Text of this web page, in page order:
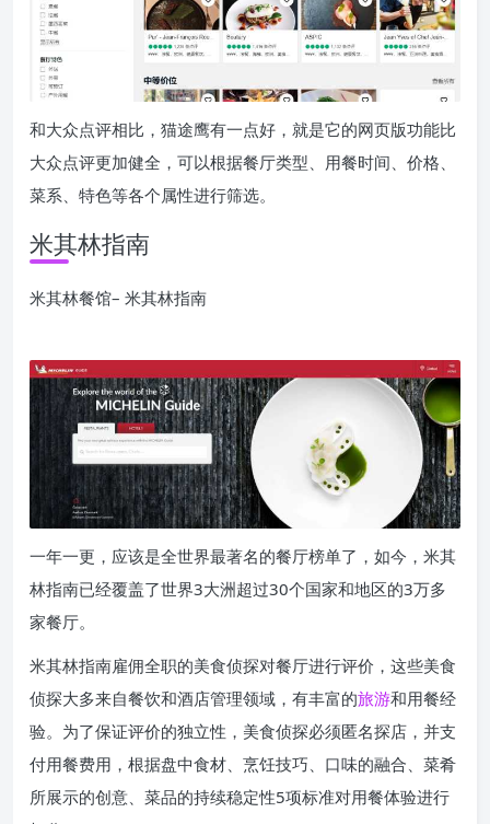
和大众点评相比，猫途鹰有一点好，就是它的网页版功能比
大众点评更加健全，可以根据餐厅类型、用餐时间、价格、
菜系、特色等各个属性进行筛选。
米其林指南
米其林餐馆– 米其林指南
一年一更，应该是全世界最著名的餐厅榜单了，如今，米其
林指南已经覆盖了世界3大洲超过30个国家和地区的3万多
家餐厅。
米其林指南雇佣全职的美食侦探对餐厅进行评价，这些美食
侦探大多来自餐饮和酒店管理领域，有丰富的旅游和用餐经
验。为了保证评价的独立性，美食侦探必须匿名探店，并支
付用餐费用，根据盘中食材、烹饪技巧、口味的融合、菜肴
所展示的创意、菜品的持续稳定性5项标准对用餐体验进行